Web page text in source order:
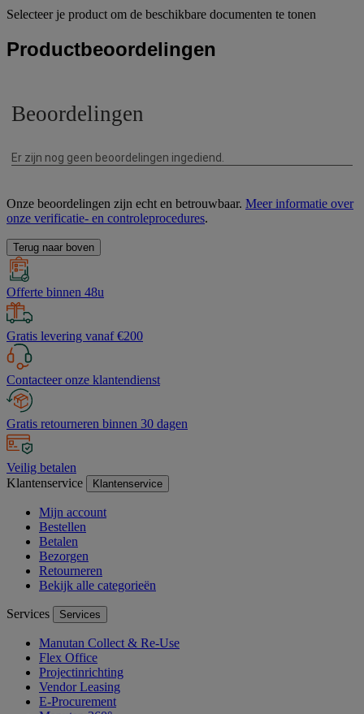
Selecteer je product om de beschikbare documenten te tonen
Productbeoordelingen
Onze beoordelingen zijn echt en betrouwbaar. Meer informatie over
onze verificatie- en controleprocedures.
Terug naar boven
Offerte binnen 48u
Gratis levering vanaf €200
Contacteer onze klantendienst
Gratis retourneren binnen 30 dagen
Veilig betalen
Klantenservice
Klantenservice
Mijn account
Bestellen
Betalen
Bezorgen
Retourneren
Bekijk alle categorieën
Services Services
Manutan Collect & Re-Use
Flex Office
Projectinrichting
Vendor Leasing
E-Procurement